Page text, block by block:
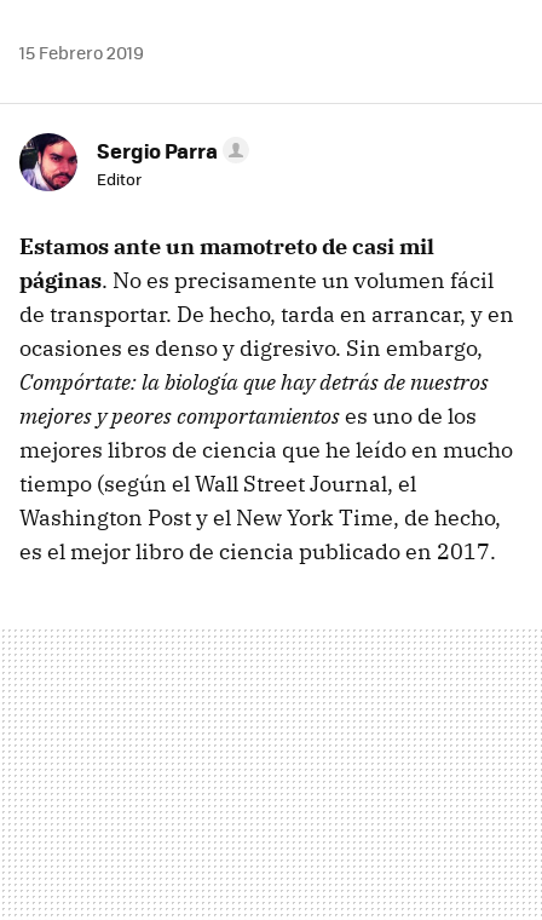
15 Febrero 2019
Sergio Parra
Editor
Estamos ante un mamotreto de casi mil
páginas. No es precisamente un volumen fácil
de transportar. De hecho, tarda en arrancar, y en
ocasiones es denso y digresivo. Sin embargo,
Compórtate: la biología que hay detrás de nuestros
mejores y peores comportamientoses uno de los
mejores libros de ciencia que he leído en mucho
tiempo (según el Wall Street Journal, el
Washington Post y el New York Time, de hecho,
es el mejor libro de ciencia publicado en 2017.